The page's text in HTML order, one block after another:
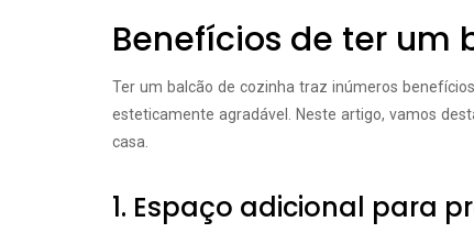
Benefícios de ter um
Ter um balcão de cozinha traz inúmeros
esteticamente agradável. Neste artigo, vamos
casa.
1. Espaço adicional para